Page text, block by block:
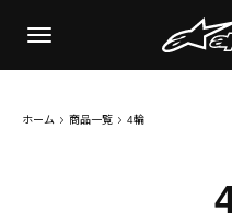
: Attempt to read property "ID" on null
spk.jp/public_html/wrp/wp-content/themes/
ホーム 商品一覧 4輪